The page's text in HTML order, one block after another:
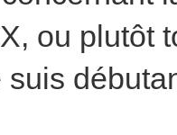
ou plutôt
suis